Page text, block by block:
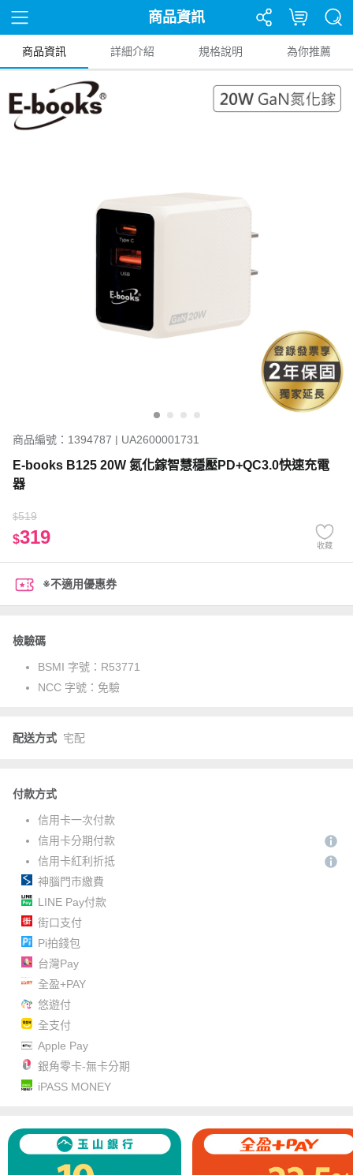
商品資訊
商品資訊 詳細介紹 規格說明 為你推薦
商品編號：1394787 | UA2600001731
E-books B125 20W 氮化鎵智慧穩壓PD+QC3.0快速充電
器
$519
$319 收藏
※不適用優惠券
檢驗碼
BSMI 字號： R53771
NCC 字號： 免驗
配送方式 宅配
付款方式
信用卡一次付款
信用卡分期付款
信用卡紅利折抵
神腦門市繳費
LINE Pay付款
街口支付
Pi拍錢包
台灣Pay
全盈+PAY
悠遊付
全支付
Apple Pay
銀角零卡-無卡分期
iPASS MONEY